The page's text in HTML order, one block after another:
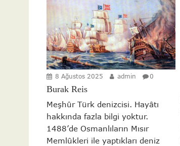
8 Ağustos 2025 admin 0
Burak Reis
Meşhûr Türk denizcisi. Hayâtı
hakkında fazla bilgi yoktur.
1488’de Osmanlıların Mısır
Memlûkleri ile yaptıkları deniz